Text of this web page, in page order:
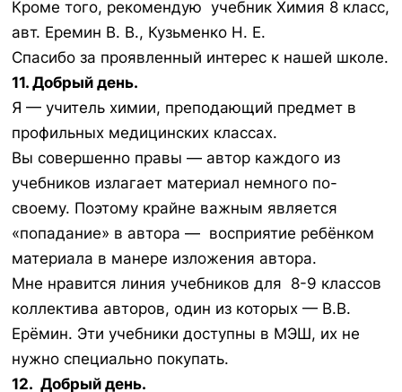
Кроме того, рекомендую учебник Химия 8 класс,
авт. Еремин В. В., Кузьменко Н. Е.
Спасибо за проявленный интерес к нашей школе.
11. Добрый день.
Я — учитель химии, преподающий предмет в
профильных медицинских классах.
Вы совершенно правы — автор каждого из
учебников излагает материал немного по-
своему. Поэтому крайне важным является
«попадание» в автора — восприятие ребёнком
материала в манере изложения автора.
Мне нравится линия учебников для 8-9 классов
коллектива авторов, один из которых — В.В.
Ерёмин. Эти учебники доступны в МЭШ, их не
нужно специально покупать.
12. Добрый день.